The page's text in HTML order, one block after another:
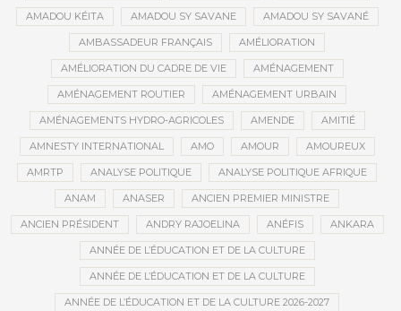
AMADOU KÉITA AMADOU SY SAVANE AMADOU SY SAVANÉ
AMBASSADEUR FRANÇAIS AMÉLIORATION
AMÉLIORATION DU CADRE DE VIE AMÉNAGEMENT
AMÉNAGEMENT ROUTIER AMÉNAGEMENT URBAIN
AMÉNAGEMENTS HYDRO-AGRICOLES AMENDE AMITIÉ
AMNESTY INTERNATIONAL AMO AMOUR AMOUREUX
AMRTP ANALYSE POLITIQUE ANALYSE POLITIQUE AFRIQUE
ANAM ANASER ANCIEN PREMIER MINISTRE
ANCIEN PRÉSIDENT ANDRY RAJOELINA ANÉFIS ANKARA
ANNÉE DE L’ÉDUCATION ET DE LA CULTURE
ANNÉE DE L’ÉDUCATION ET DE LA CULTURE
ANNÉE DE L’ÉDUCATION ET DE LA CULTURE 2026-2027